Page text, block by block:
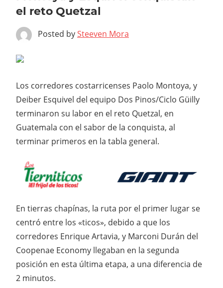
el reto Quetzal
Posted bySteeven Mora
Los corredores costarricenses Paolo Montoya, y
Deiber Esquivel del equipo Dos Pinos/Ciclo Güilly
terminaron su labor en el reto Quetzal, en
Guatemala con el sabor de la conquista, al
terminar primeros en la tabla general.
En tierras chapínas, la ruta por el primer lugar se
centró entre los «ticos», debido a que los
corredores Enrique Artavia, y Marconi Durán del
Coopenae Economy llegaban en la segunda
posición en esta última etapa, a una diferencia de
2 minutos.